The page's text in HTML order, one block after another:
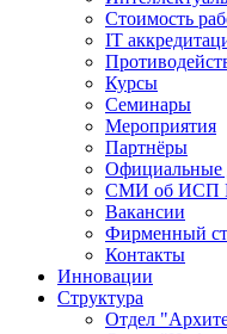
Стоимость
IT
Курсы
Семинары
Мероприятия
Партнёры
Официальные
СМИ об ИСП
Вакансии
Фирменный
Контакты
Инновации
Структура
Отдел